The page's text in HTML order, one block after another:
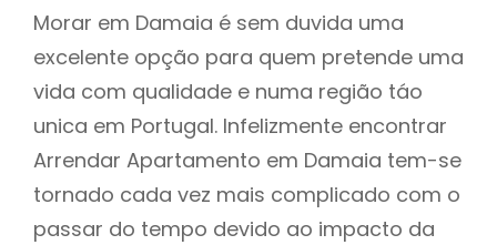
Morar em Damaia é sem duvida uma
excelente opção para quem pretende uma
vida com qualidade e numa região táo
unica em Portugal. Infelizmente encontrar
Arrendar Apartamento em Damaia tem-se
tornado cada vez mais complicado com o
passar do tempo devido ao impacto da